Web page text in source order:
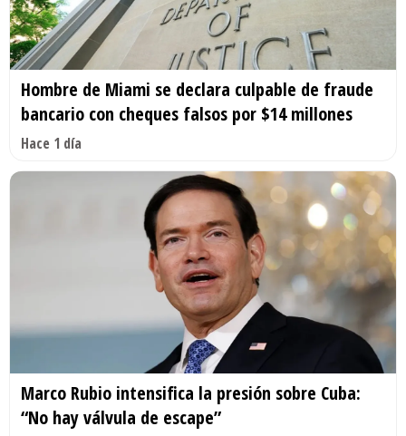
Hombre de Miami se declara culpable de fraude
bancario con cheques falsos por $14 millones
Hace 1 día
Marco Rubio intensifica la presión sobre Cuba:
“No hay válvula de escape”